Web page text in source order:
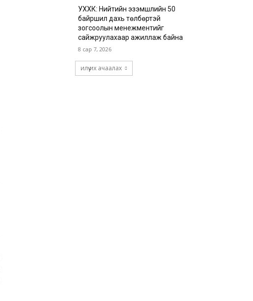
УХХК: Нийтийн эзэмшлийн 50
байршил дахь төлбөртэй
зогсоолын менежментийг
сайжруулахаар ажиллаж байна
8 сар 7, 2026
илүү их ачаалах